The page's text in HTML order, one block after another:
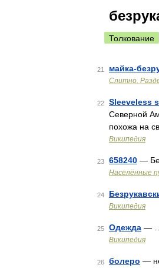
Толкование
21 майка-
Слитно.
22 Sleeveless
Северной
похожа на
Википедия
23 658240 —
Населённые
24
Википедия
25 Одежда — …
Википедия
26 болеро —